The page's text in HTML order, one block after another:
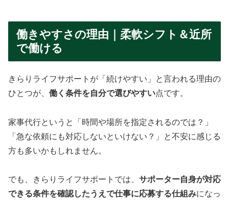
働きやすさの理由｜柔軟シフト＆近所
で働ける
きらりライフサポートが「続けやすい」と言われる理由の
ひとつが、 働く条件を自分で選びやすい点です。
家事代行というと「時間や場所を指定されるのでは？」
「急な依頼にも対応しないといけない？」と不安に感じる
方も多いかもしれません。
でも、きらりライフサポートでは、 サポーター自身が対応
できる条件を確認したうえで仕事に応募する仕組みになっ